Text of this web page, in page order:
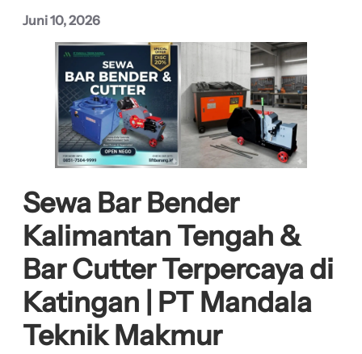
Juni 10, 2026
Sewa Bar Bender
Kalimantan Tengah &
Bar Cutter Terpercaya di
Katingan | PT Mandala
Teknik Makmur